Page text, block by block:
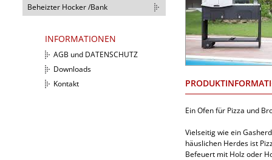
Beheizter Hocker /Bank
Ein Ofen für Pizza und
Vielseitig wie ein
häuslichen Herdes ist
Befeuert mit Holz oder
INFORMATIONEN
AGB und DATENSCHUTZ
Downloads
Kontakt